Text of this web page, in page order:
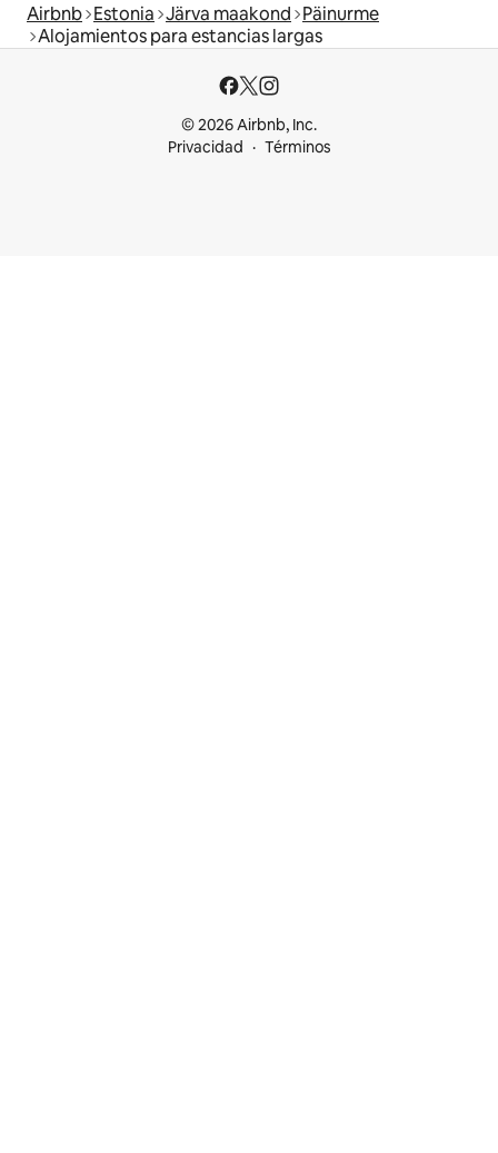
Airbnb Estonia Järva maakond Päinurme
Alojamientos para estancias largas
© 2026 Airbnb, Inc.
Privacidad
Términos